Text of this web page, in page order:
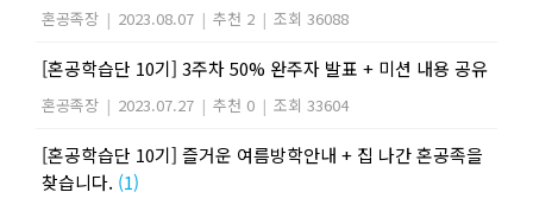
혼공족장 | 2023.08.07 | 추천 2 | 조회 36088
[혼공학습단 10기] 3주차 50% 완주자 발표 + 미션 내용 공유
혼공족장 | 2023.07.27 | 추천 0 | 조회 33604
[혼공학습단 10기] 즐거운 여름방학안내 + 집 나간 혼공족을
찾습니다. (1)